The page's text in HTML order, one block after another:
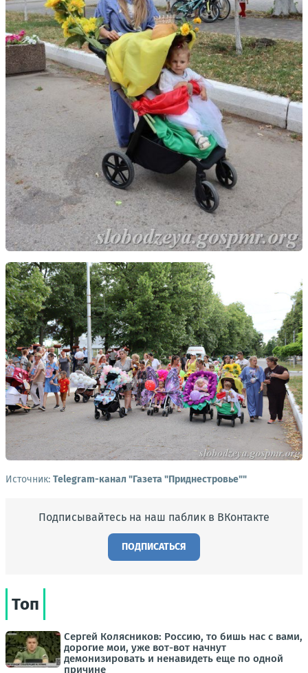
Источник: Telegram-канал "Газета "Приднестровье""
Подписывайтесь на наш паблик в ВКонтакте
ПОДПИСАТЬСЯ
Топ
Сергей Колясников: Россию, то бишь нас с вами,
дорогие мои, уже вот-вот начнут
демонизировать и ненавидеть еще по одной
причине